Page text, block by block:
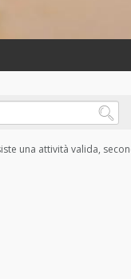
una attività valida,